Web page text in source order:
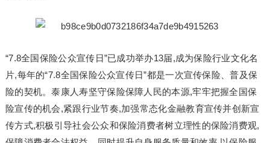
“7.8全国保险公众宣传日”已成功举办13届,成为保险行业文化名
片,每年的“7.8全国保险公众宣传日”都是一次宣传保险、普及保
险的契机。泰康人寿坚守保险保障人民的本源,牢牢把握全国保
险宣传的机会,紧跟行业节奏,加强常态化金融教育宣传并创新宣
传方式,积极引导社会公众和保险消费者树立理性的保险消费观,